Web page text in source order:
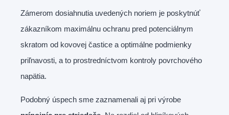
Zámerom dosiahnutia uvedených noriem je poskytnúť
zákazníkom maximálnu ochranu pred potenciálnym
skratom od kovovej častice a optimálne podmienky
priľnavosti, a to prostredníctvom kontroly povrchového
napätia.
Podobný úspech sme zaznamenali aj pri výrobe